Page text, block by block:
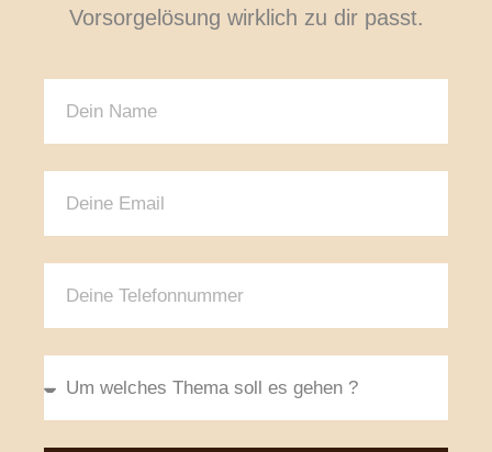
Vorsorgelösung wirklich zu dir passt.